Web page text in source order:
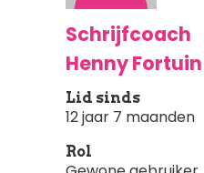
Schrijfcoach
Henny Fortuin
Lid sinds
12 jaar 7 maanden
Rol